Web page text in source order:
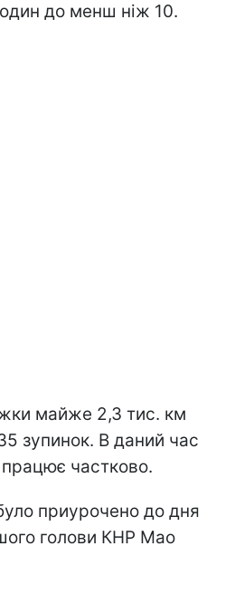
до менш ніж 10.
майже 2,3 тис. км
зупинок. В даний час
працює частково.
приурочено до дня
голови КНР Мао